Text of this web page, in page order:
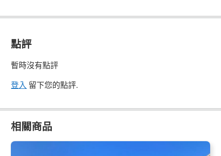
點評
暫時沒有點評
登入 留下您的點評.
相關商品